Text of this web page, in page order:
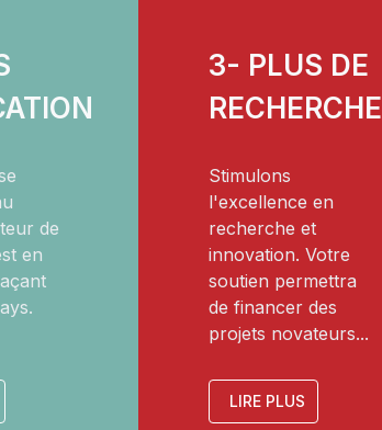
de
en
3- PLUS DE
RECHERCHE
Stimulons
l'excellence en
recherche et
innovation. Votre
soutien permettra
de financer des
projets novateurs...
LIRE PLUS